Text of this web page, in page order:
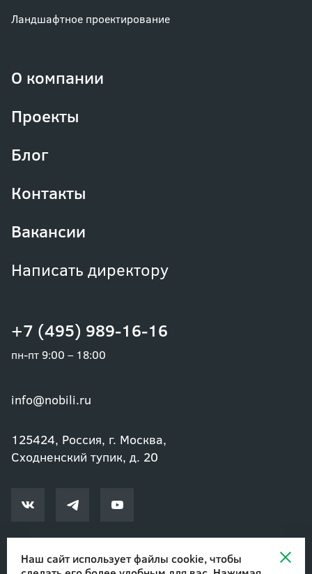
Наш сайт использует файлы cookie, чтобы
+7 (495) 989-16-16
пн-пт 9:00 – 18:00
info@nobili.ru
125424, Россия, г. Москва,
Сходненский тупик, д. 20
Ландшафтное проектирование
О компании
Проекты
Блог
Контакты
Вакансии
Написать директору